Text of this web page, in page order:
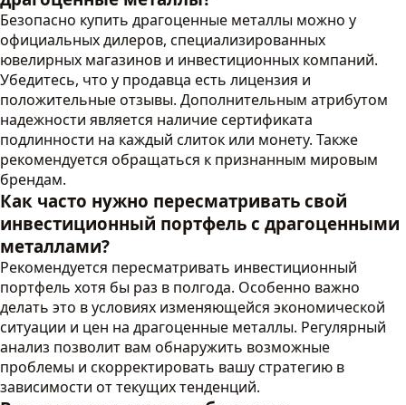
Безопасно купить драгоценные металлы можно у
официальных дилеров, специализированных
ювелирных магазинов и инвестиционных компаний.
Убедитесь, что у продавца есть лицензия и
положительные отзывы. Дополнительным атрибутом
надежности является наличие сертификата
подлинности на каждый слиток или монету. Также
рекомендуется обращаться к признанным мировым
брендам.
Как часто нужно пересматривать свой
инвестиционный портфель с драгоценными
металлами?
Рекомендуется пересматривать инвестиционный
портфель хотя бы раз в полгода. Особенно важно
делать это в условиях изменяющейся экономической
ситуации и цен на драгоценные металлы. Регулярный
анализ позволит вам обнаружить возможные
проблемы и скорректировать вашу стратегию в
зависимости от текущих тенденций.